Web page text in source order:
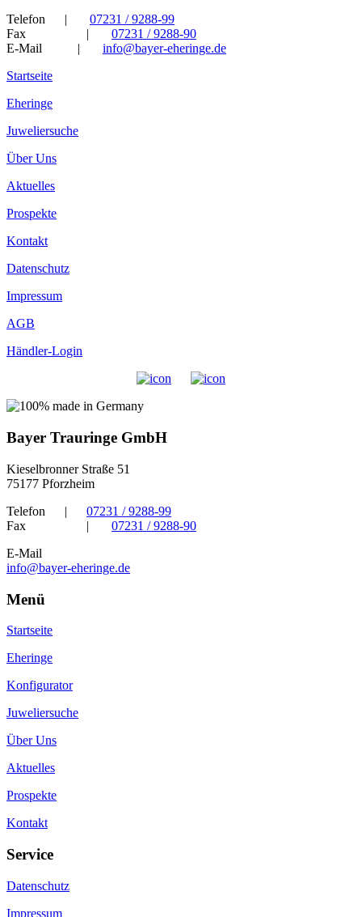
Telefon
|
07231 / 9288-99
Fax
|
07231 / 9288-90
E-Mail
|
info@bayer-eheringe.de
Startseite
Eheringe
Juweliersuche
Über Uns
Aktuelles
Prospekte
Kontakt
Datenschutz
Impressum
AGB
Händler-Login
Bayer Trauringe GmbH
Kieselbronner Straße 51
75177 Pforzheim
Telefon
|
07231 / 9288-99
Fax
|
07231 / 9288-90
E-Mail
info@bayer-eheringe.de
Menü
Startseite
Eheringe
Konfigurator
Juweliersuche
Über Uns
Aktuelles
Prospekte
Kontakt
Service
Datenschutz
Impressum